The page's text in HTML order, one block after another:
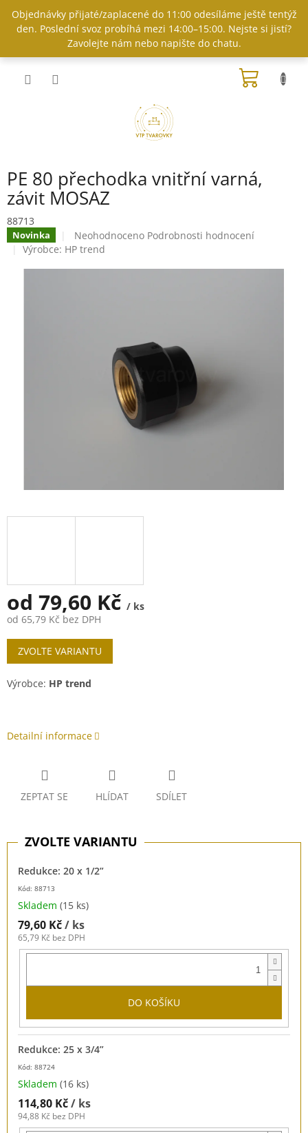
obsah
Objednávky přijaté/zaplacené do 11:00 odesíláme ještě tentýž
den. Poslední svoz probíhá mezi 14:00–15:00. Nejste si jistí?
Zavolejte nám nebo napište do chatu.
PE 80 přechodka vnitřní varná,
závit MOSAZ
88713
Novinka
Průměrné
hodnocení
Neohodnoceno Podrobnosti hodnocení
Výrobce: HP trend
od 79,60 Kč / ks
od 65,79 Kč bez DPH
Měrná
cena:
ZVOLTE VARIANTU
Výrobce: HP trend
Detailní informace
ZEPTAT SE HLÍDAT SDÍLET
Kód: 88713
Redukce: 20 x 1/2”
Skladem (15 ks)
79,60 Kč/ ks
65,79 Kč bez DPH
DO KOŠÍKU
Kód: 88724
Redukce: 25 x 3/4”
Skladem (16 ks)
114,80 Kč/ ks
94,88 Kč bez DPH